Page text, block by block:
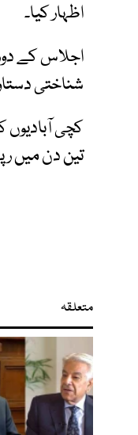
اظہار کیا۔
اجلاس کے
شناختی
کچی آبادیوں
تین دن میں
متعلقہ